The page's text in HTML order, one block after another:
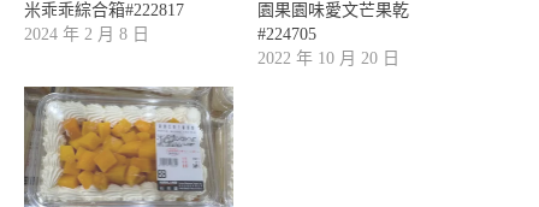
米乖乖綜合箱#222817
2024 年 2 月 8 日
園果園味愛文芒果乾
#224705
2022 年 10 月 20 日